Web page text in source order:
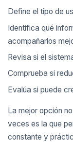
Define el tipo de
Identifica qué
acompañarlos
Revisa si el
Comprueba si
Evalúa si puede
La mejor opción
veces es la que
constante y